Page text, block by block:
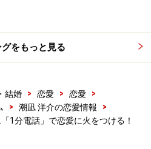
をもっと見る
結婚 > 恋愛 > 恋愛
>
> 潮凪 洋介の恋愛情報
>
1分電話」で恋愛に火をつける！